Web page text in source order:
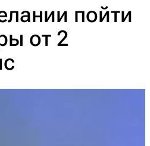
пойти
от 2